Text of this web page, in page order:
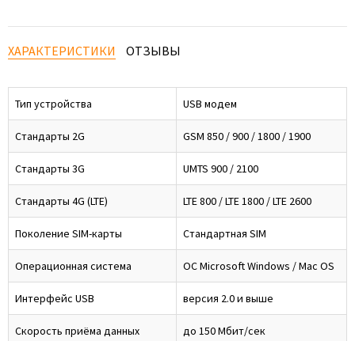
ХАРАКТЕРИСТИКИ ОТЗЫВЫ
Тип устройства USB модем
Стандарты 2G GSM 850 / 900 / 1800 / 1900
Стандарты 3G UMTS 900 / 2100
Стандарты 4G (LTE) LTE 800 / LTE 1800 / LTE 2600
Поколение SIM-карты Стандартная SIM
Операционная система ОС Microsoft Windows / Mac OS
Интерфейс USB версия 2.0 и выше
Скорость приёма данных до 150 Мбит/сек